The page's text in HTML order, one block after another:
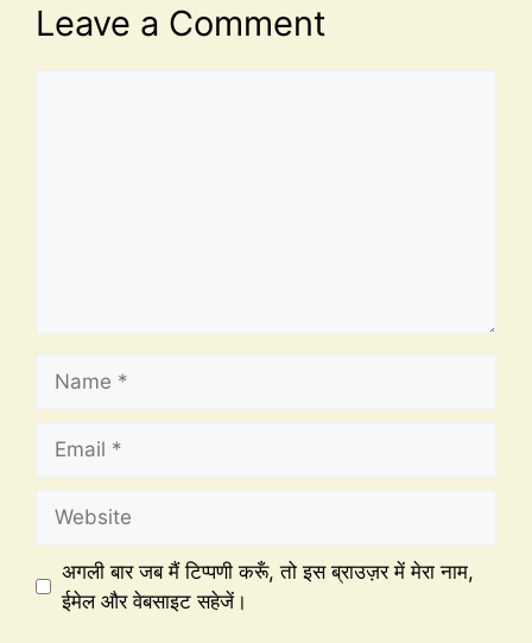
Leave a Comment
अगली बार जब मैं टिप्पणी करूँ, तो इस ब्राउज़र में मेरा नाम,
ईमेल और वेबसाइट सहेजें।